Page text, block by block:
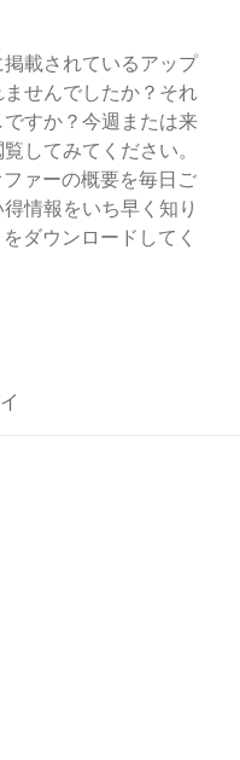
載されているアップ
せんでしたか？それ
すか？今週または来
してみてください。
ァーの概要を毎日ご
情報をいち早く知り
ダウンロードしてく